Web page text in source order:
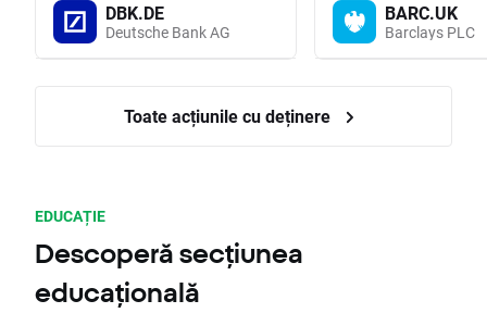
DBK.DE
Deutsche Bank AG
BARC.UK
Barclays PLC
Toate acțiunile cu deținere
EDUCAȚIE
Descoperă secțiunea
educațională